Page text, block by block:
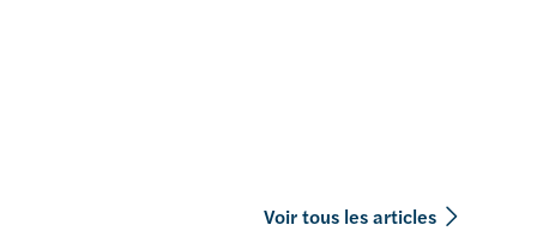
Voir tous les articles